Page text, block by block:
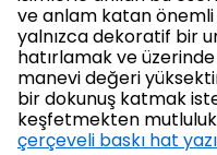
ve anlam katan önemli
yalnızca dekoratif bir
hatırlamak ve
manevi değeri
bir dokunuş katmak
keşfetmekten mutluluk
çerçeveli baskı hat